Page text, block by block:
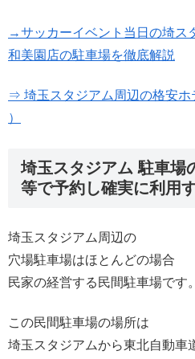
→サッカーイベント当日の埼ス
和美園店の駐車場を徹底解説
⇒ 埼玉スタジアム周辺の格安ホ
）
埼玉スタジアム 駐車場
等で予約し確実に利用
埼玉スタジアム周辺の
穴場駐車場はほとんどの場合
民家の経営する民間駐車場です。
この民間駐車場の場所は
埼玉スタジアムから東北自動車